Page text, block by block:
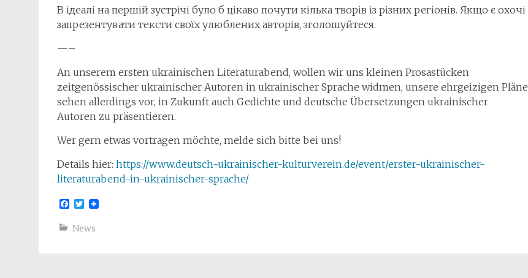
В ідеалі на першій зустрічі було б цікаво почути кілька творів із різних регіонів. Якщо є охочі
запрезентувати тексти своїх улюблених авторів, зголошуйтеся.
—–
An unserem ersten ukrainischen Literaturabend, wollen wir uns kleinen Prosastücken
zeitgenössischer ukrainischer Autoren in ukrainischer Sprache widmen, unsere ehrgeizigen Pläne
sehen allerdings vor, in Zukunft auch Gedichte und deutsche Übersetzungen ukrainischer
Autoren zu präsentieren.
Wer gern etwas vortragen möchte, melde sich bitte bei uns!
Details hier: https://www.deutsch-ukrainischer-kulturverein.de/event/erster-ukrainischer-
literaturabend-in-ukrainischer-sprache/
Facebook
Twitter
News